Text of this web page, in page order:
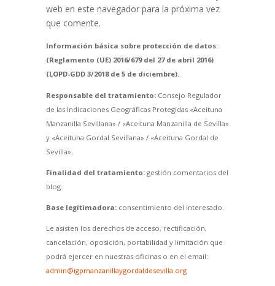
web en este navegador para la próxima vez
que comente.
Información básica sobre protección de datos:
(Reglamento (UE) 2016/679 del 27 de abril 2016)
(LOPD-GDD 3/2018 de 5 de diciembre).
Responsable del tratamiento:Consejo Regulador
de las Indicaciones Geográficas Protegidas «Aceituna
Manzanilla Sevillana» / «Aceituna Manzanilla de Sevilla»
y «Aceituna Gordal Sevillana» / «Aceituna Gordal de
Sevilla».
Finalidad del tratamiento:gestión comentarios del
blog.
Base legitimadora:consentimiento del interesado.
Le asisten los derechos de acceso, rectificación,
cancelación, oposición, portabilidad y limitación que
podrá ejercer en nuestras oficinas o en el email:
admin@igpmanzanillaygordaldesevilla.org